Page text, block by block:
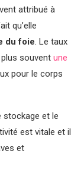
attribué à
qu’elle
du foie. Le taux
souvent une
pour le corps
stockage et le
est vitale et il
et